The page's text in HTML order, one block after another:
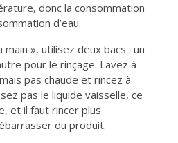
donc la consommation
d’eau.
main », utilisez deux bacs : un
pour le rinçage. Lavez à
pas chaude et rincez à
pas le liquide vaisselle, ce
et il faut rincer plus
du produit.